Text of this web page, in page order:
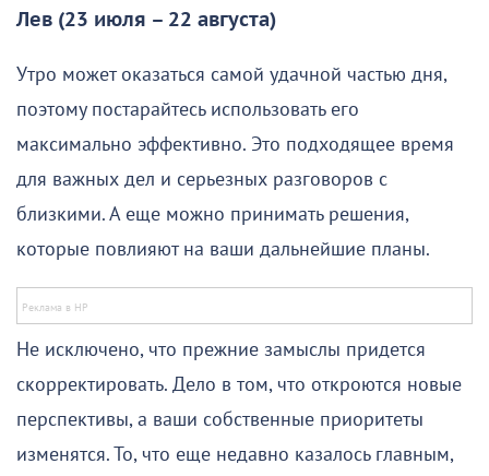
Лев (23 июля – 22 августа)
Утро может оказаться самой удачной частью дня,
поэтому постарайтесь использовать его
максимально эффективно. Это подходящее время
для важных дел и серьезных разговоров с
близкими. А еще можно принимать решения,
которые повлияют на ваши дальнейшие планы.
Не исключено, что прежние замыслы придется
скорректировать. Дело в том, что откроются новые
перспективы, а ваши собственные приоритеты
изменятся. То, что еще недавно казалось главным,